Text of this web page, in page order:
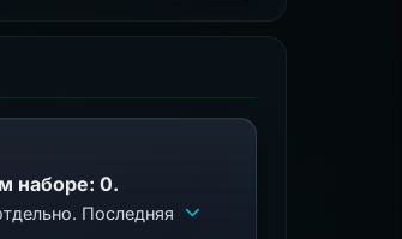
наборе: 0.
Последняя